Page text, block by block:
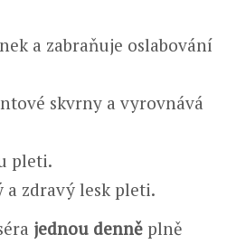
a zabraňuje oslabování
skvrny a vyrovnává
pleti.
zdravý lesk pleti.
jednou denněplně